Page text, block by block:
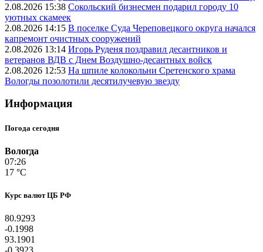
2.08.2026 15:38 Сокольский бизнесмен подарил городу 10
уютных скамеек
2.08.2026 14:15 В поселке Суда Череповецкого округа начался
капремонт очистных сооружений
2.08.2026 13:14 Игорь Руденя поздравил десантников и
ветеранов ВДВ с Днем Воздушно-десантных войск
2.08.2026 12:53 На шпиле колокольни Сретенского храма
Вологды позолотили десятилучевую звезду
Информация
Погода сегодня
Вологда
07:26
17 °C
Курс валют ЦБ РФ
80.9293
-0.1998
93.1901
-0.3923